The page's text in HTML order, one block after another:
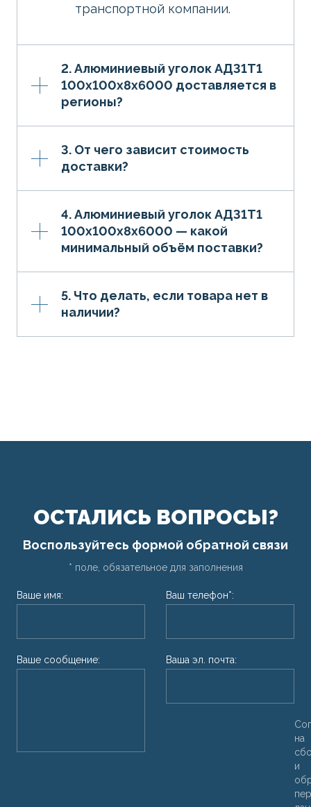
транспортной компании.
2. Алюминиевый уголок АД31Т1
100х100х8х6000 доставляется в
регионы?
3. От чего зависит стоимость
доставки?
4. Алюминиевый уголок АД31Т1
100х100х8х6000 — какой
минимальный объём поставки?
5. Что делать, если товара нет в
наличии?
ОСТАЛИСЬ ВОПРОСЫ?
Воспользуйтесь формой обратной связи
* поле, обязательное для заполнения
Ваше имя:
Ваше сообщение:
Ваш телефон*:
Ваша эл. почта:
на
и